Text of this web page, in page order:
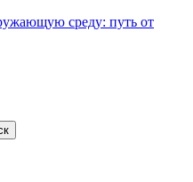
среду: путь от